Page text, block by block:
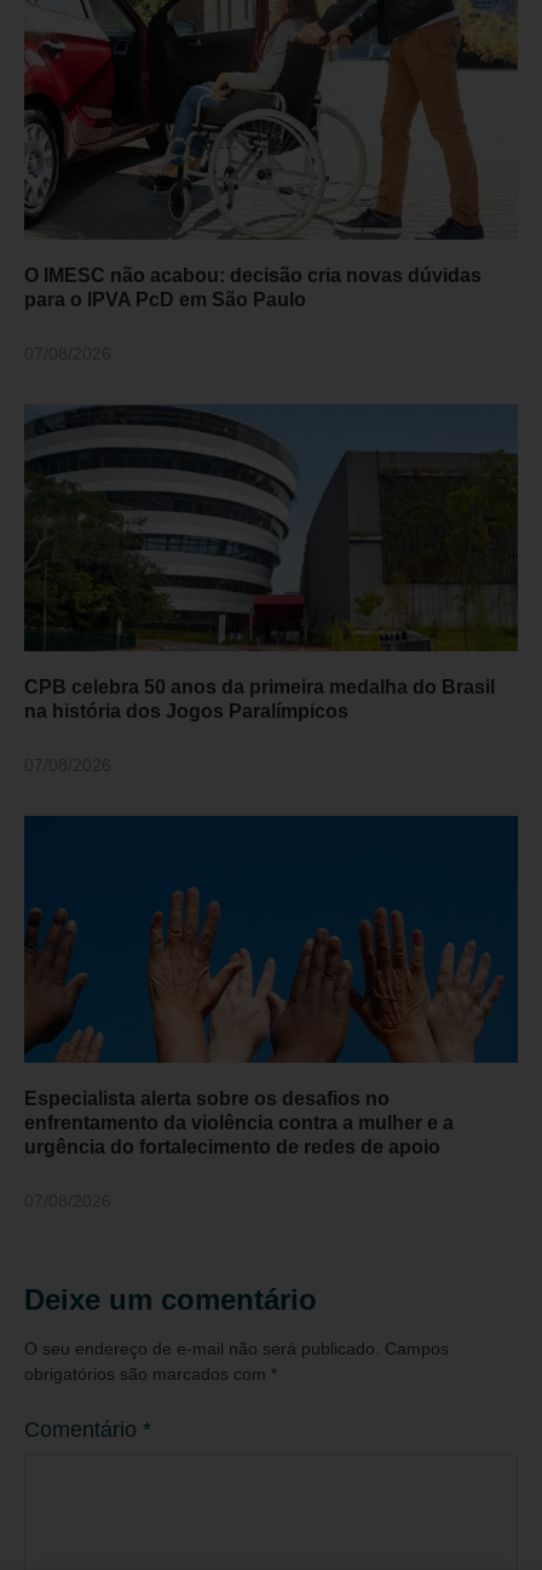
O IMESC não acabou: decisão cria novas dúvidas
para o IPVA PcD em São Paulo
CPB celebra 50 anos da primeira medalha do Brasil
na história dos Jogos Paralímpicos
Especialista alerta sobre os desafios no
enfrentamento da violência contra a mulher e a
urgência do fortalecimento de redes de apoio
Deixe um comentário
O seu endereço de e-mail não será publicado. Campos
obrigatórios são marcados com *
Comentário *